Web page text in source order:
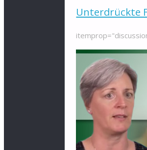
Unterdrückte